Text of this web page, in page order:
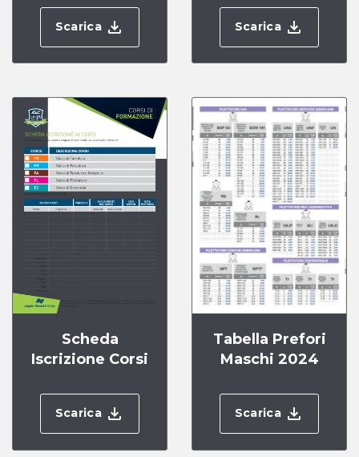
Scarica Scarica
Scheda
Iscrizione Corsi
Scarica
Tabella Prefori
Maschi 2024
Scarica